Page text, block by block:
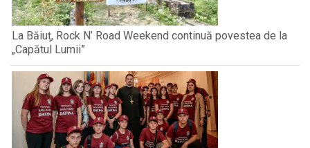
La Băiuț, Rock N’ Road Weekend continuă povestea de la
„Capătul Lumii”